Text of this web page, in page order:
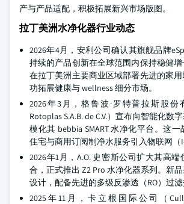
产与产品适配，积极拓展新兴市场版图。
拉丁美洲水净化器行业动态
2026年4月，安利公司确认其旗舰品牌
持续的产品创新在全球范围内保持稳健
在拉丁美洲主要商业区域部署先进的家
功拓展健康与 wellness 细分市场。
2026年3月，格鲁波·罗特普拉斯股份
Rotoplas S.A.B. de C.V.）宣布向智能化数
模化其 bebbia SMART 水净化平台。这
住宅与商用订阅制净水服务引入物联网（
2026年1月，A.O. 史密斯公司扩大其高
合，正式推出 Z2 Pro 水净化器系列。新
设计，配备先进的多级反渗透（RO）过滤
2025年11月，卡立根国际公司（